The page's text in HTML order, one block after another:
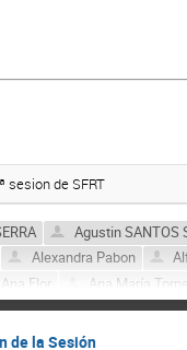
sesion de SFRT
Agustin SANTOS
Alexandra Pabon
Ana Flor
Ana María
SANCHEZ
Antonio
de Castilla
de la Sesión